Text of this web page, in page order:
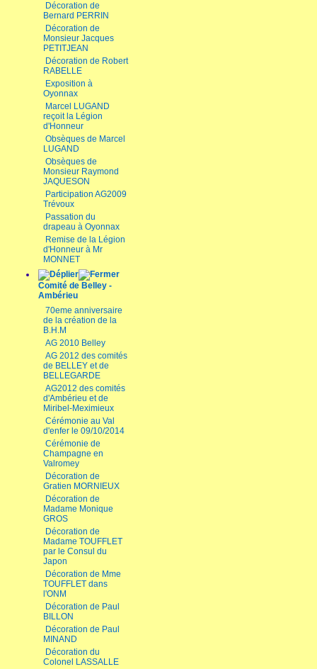
Décoration de
Bernard PERRIN
Décoration de
Monsieur Jacques
PETITJEAN
Décoration de Robert
RABELLE
Exposition à
Oyonnax
Marcel LUGAND
reçoit la Légion
d'Honneur
Obsèques de Marcel
LUGAND
Obsèques de
Monsieur Raymond
JAQUESON
Participation AG2009
Trévoux
Passation du
drapeau à Oyonnax
Remise de la Légion
d'Honneur à Mr
MONNET
Comité de Belley -
Ambérieu
70eme anniversaire
de la création de la
B.H.M
AG 2010 Belley
AG 2012 des comités
de BELLEY et de
BELLEGARDE
AG2012 des comités
d'Ambérieu et de
Miribel-Meximieux
Cérémonie au Val
d'enfer le 09/10/2014
Cérémonie de
Champagne en
Valromey
Décoration de
Gratien MORNIEUX
Décoration de
Madame Monique
GROS
Décoration de
Madame TOUFFLET
par le Consul du
Japon
Décoration de Mme
TOUFFLET dans
l'ONM
Décoration de Paul
BILLON
Décoration de Paul
MINAND
Décoration du
Colonel LASSALLE